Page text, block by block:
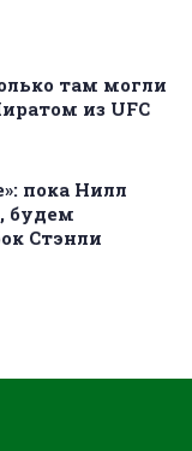
там могли
из UFC
пока Нилл
будем
Стэнли